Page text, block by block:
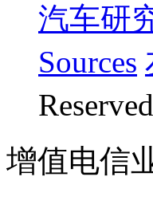
汽车研
Sources
增值电信